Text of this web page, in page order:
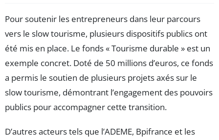
Pour soutenir les entrepreneurs dans leur parcours
vers le slow tourisme, plusieurs dispositifs publics ont
été mis en place. Le fonds « Tourisme durable » est un
exemple concret. Doté de 50 millions d’euros, ce fonds
a permis le soutien de plusieurs projets axés sur le
slow tourisme, démontrant l’engagement des pouvoirs
publics pour accompagner cette transition.
D’autres acteurs tels que l’ADEME, Bpifrance et les